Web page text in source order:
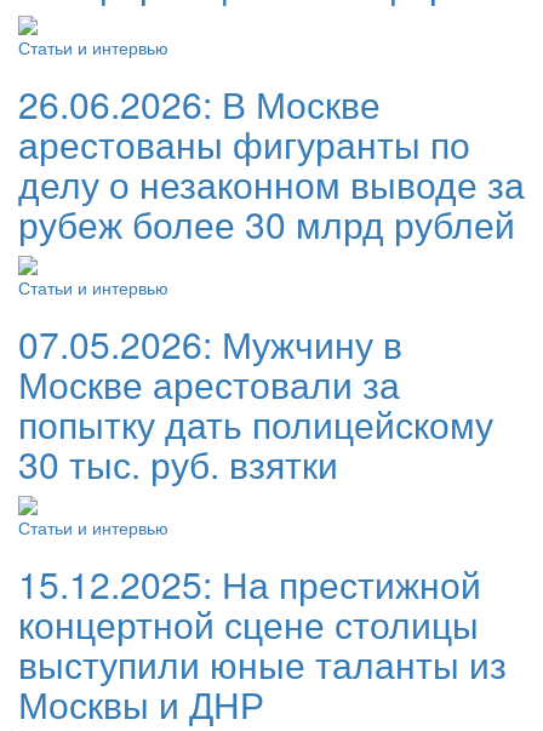
Статьи и интервью
26.06.2026: В Москве
арестованы фигуранты по
делу о незаконном выводе за
рубеж более 30 млрд рублей
Статьи и интервью
07.05.2026: Мужчину в
Москве арестовали за
попытку дать полицейскому
30 тыс. руб. взятки
Статьи и интервью
15.12.2025: На престижной
концертной сцене столицы
выступили юные таланты из
Москвы и ДНР